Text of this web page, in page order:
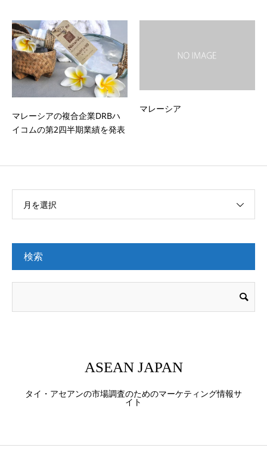
マレーシアの複合企業DRBハ
イコムの第2四半期業績を発表
マレーシア
月を選択
検索
ASEAN JAPAN
タイ・アセアンの市場調査のためのマーケティング情報サ
イト